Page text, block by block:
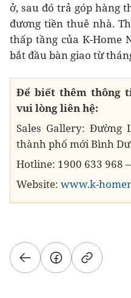
ở, sau đó trả góp hàng
đương tiền thuê nhà.
thấp tầng của K-Home
bắt đầu bàn giao từ
Để biết thêm thông
vui lòng liên hệ:
Sales Gallery: Đường
thành phố mới Bình
Hotline: 1900 633 968
Website: www.k-